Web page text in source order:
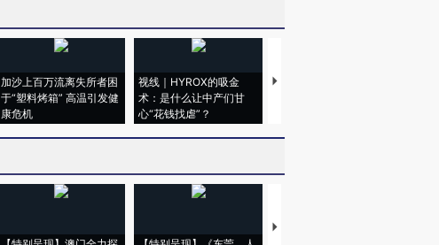
加沙上百万流离失所者困
于“塑料烤箱” 高温引发健
康危机
视线｜HYROX的吸金
术：是什么让中产们甘
心“花钱找虐”？
马航飞行员跨国走私7万
【推广】走进第四届链博